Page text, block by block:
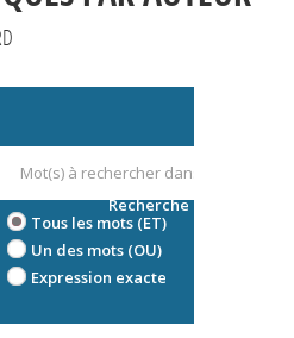
Tous les mots (ET)
Un des mots (OU)
Expression exacte
Recherche avancée